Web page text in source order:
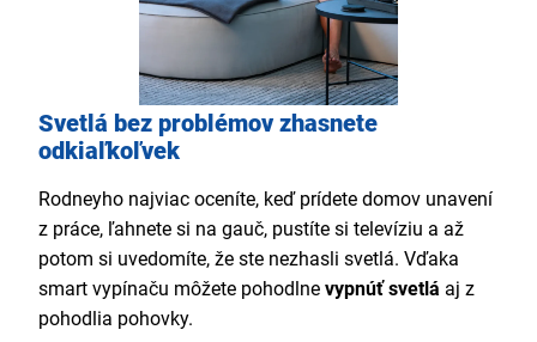
Svetlá bez problémov zhasnete
odkiaľkoľvek
Rodneyho najviac oceníte, keď prídete domov unavení
z práce, ľahnete si na gauč, pustíte si televíziu a až
potom si uvedomíte, že ste nezhasli svetlá. Vďaka
smart vypínaču môžete pohodlne vypnúť svetlá aj z
pohodlia pohovky.